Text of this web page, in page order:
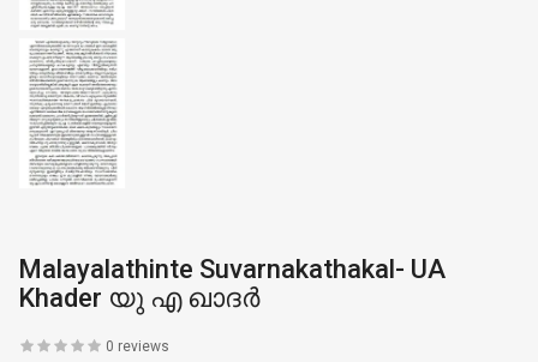
Malayalathinte Suvarnakathakal- UA
Khader യു എ ഖാദർ
0 reviews